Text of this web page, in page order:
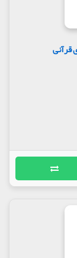
قرآنی